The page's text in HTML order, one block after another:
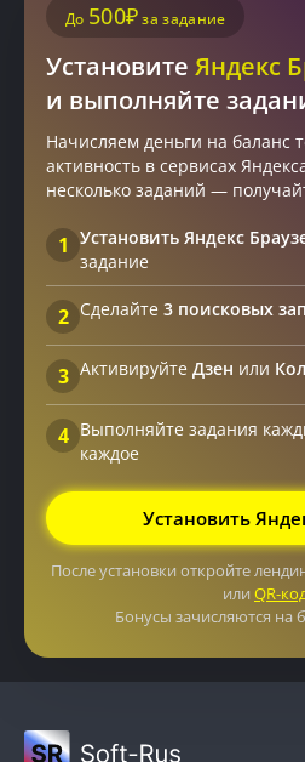
До 500₽за задание
Установите Яндекс
и выполняйте
Начисляем деньги на баланс
активность в сервисах
несколько заданий —
1 Установить Яндекс
задание
2 Сделайте 3 поисковых
3 Активируйте Дзен или
4 Выполняйте задания
каждое
Установить
После установки откройте
или QR-
Бонусы зачисляются на